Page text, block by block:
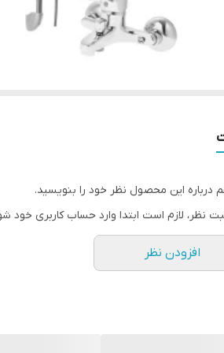
درباره این محصول نظر خود را بنویسید.
نظر، لازم است ابتدا وارد حساب کاربری خود
افزودن نظر